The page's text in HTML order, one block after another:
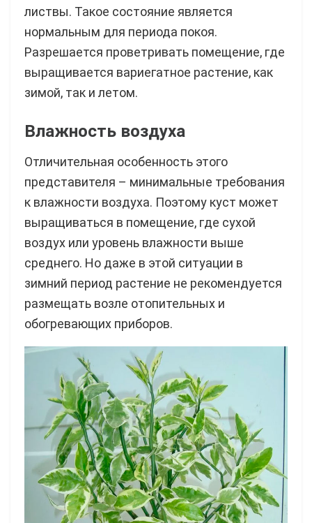
листвы. Такое состояние является
нормальным для периода покоя.
Разрешается проветривать помещение, где
выращивается вариегатное растение, как
зимой, так и летом.
Влажность воздуха
Отличительная особенность этого
представителя – минимальные требования
к влажности воздуха. Поэтому куст может
выращиваться в помещение, где сухой
воздух или уровень влажности выше
среднего. Но даже в этой ситуации в
зимний период растение не рекомендуется
размещать возле отопительных и
обогревающих приборов.